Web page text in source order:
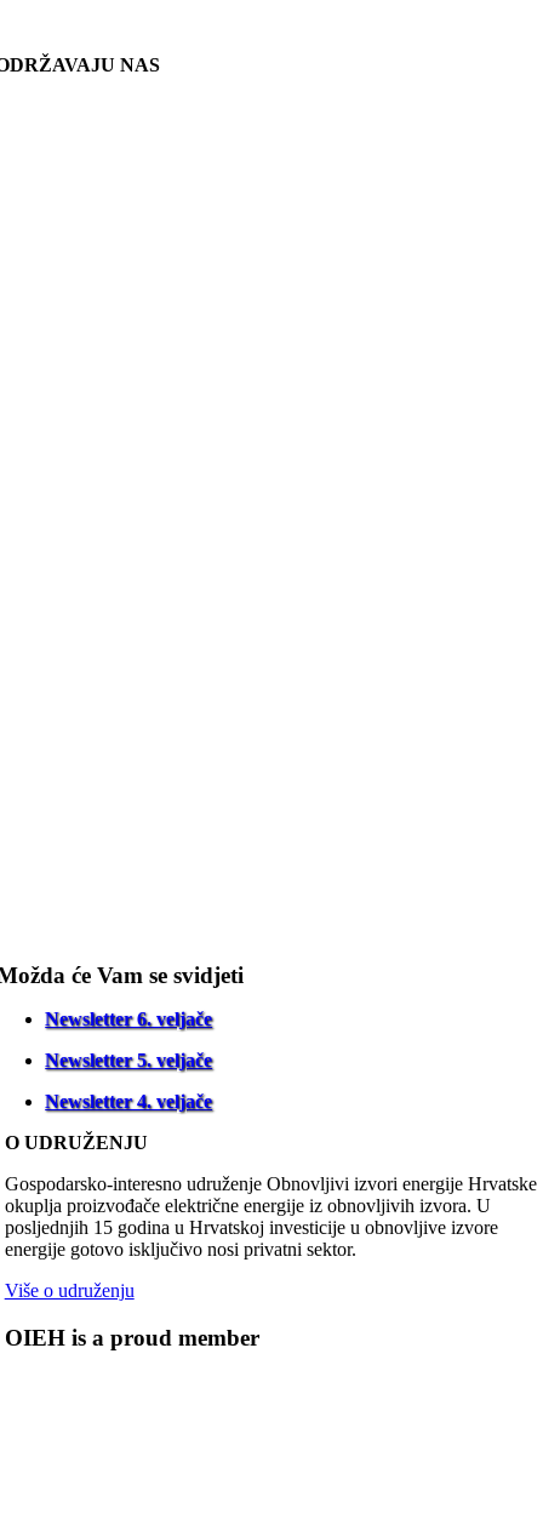
NAS
će Vam se svidjeti
Newsletter 6. veljače
Newsletter 5. veljače
Newsletter 4. veljače
O UDRUŽENJU
Gospodarsko-interesno udruženje Obnovljivi izvori energije Hrvatske
okuplja proizvođače električne energije iz obnovljivih izvora. U
posljednjih 15 godina u Hrvatskoj investicije u obnovljive izvore
energije gotovo isključivo nosi privatni sektor.
Više o udruženju
OIEH is a proud member